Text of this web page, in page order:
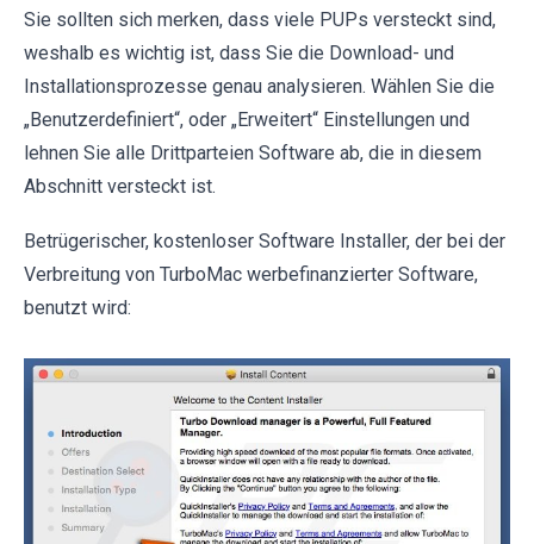
Sie sollten sich merken, dass viele PUPs versteckt sind,
weshalb es wichtig ist, dass Sie die Download- und
Installationsprozesse genau analysieren. Wählen Sie die
„Benutzerdefiniert“, oder „Erweitert“ Einstellungen und
lehnen Sie alle Drittparteien Software ab, die in diesem
Abschnitt versteckt ist.
Betrügerischer, kostenloser Software Installer, der bei der
Verbreitung von TurboMac werbefinanzierter Software,
benutzt wird: